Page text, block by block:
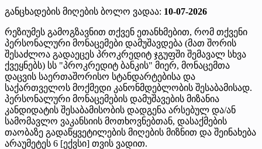
განცხადების მიღების ბოლო ვადაა: 10-07-2026
რეზიუმეს გამოგზავნით თქვენ ეთანხმებით, რომ თქვენი
პერსონალური მონაცემები დამუშავდება (მათ შორის
შესაძლოა გადაეცეს პროკრედიტ ჯგუფში შემავალ სხვა
ქვეყნებს) სს "პროკრედიტ ბანკის" მიერ, მონაცემთა
დაცვის საერთაშორისო სტანდარტებისა და
საქართველოს მოქმედი კანონმდებლობის შესაბამისად.
პერსონალური მონაცემების დამუშავების მიზანია
კანდიდატის შესაბამისობის დადგენა არსებულ და/ან
სამომავლო ვაკანსიის მოთხოვნებთან, დასაქმების
თაობაზე გადაწყვეტილების მიღების მიზნით და შეინახება
არაუმეტეს 6 [ექვსი] თვის ვადით.